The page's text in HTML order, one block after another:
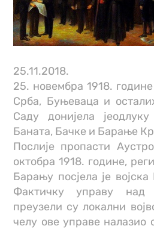
25.11.2018.
25. новембра 1918.
Срба, Буњеваца и
Саду донијела
Баната, Бачке и Барање
Послије пропасти
октобра 1918. године,
Барању посјела је
Фактичку управу над
преузели су локални
челу ове управе